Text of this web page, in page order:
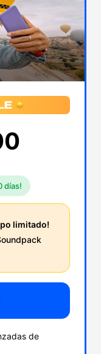
días!
limitado!
de